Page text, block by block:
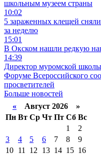
школьным музеем страны
10:02
5 зараженных клещей
за неделю
15:01
В Окском нашли редкую
14:39
Директор муромской
Форуме Всероссийского
просветителей
Больше новостей
« Август 2026 »
Пн Вт Ср Чт Пт Сб Вс
1
2
3
4 5 6 7 8
9
10 11 12 13 14 15 16